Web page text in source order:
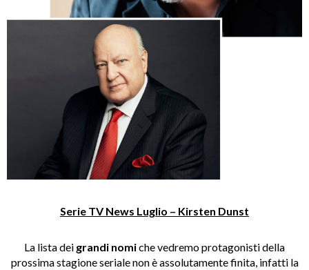
Serie TV News Luglio – Kirsten Dunst
La lista dei grandi nomiche vedremo protagonisti della
prossima stagione seriale non è assolutamente finita, infatti la